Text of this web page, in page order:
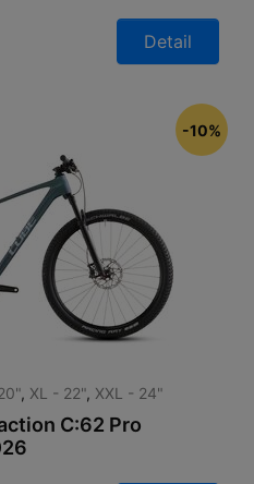
Detail
, XL - 22", XXL - 24"
C:62 Pro
-10%